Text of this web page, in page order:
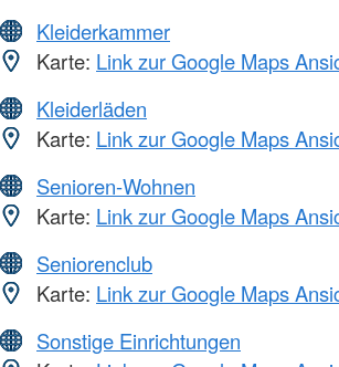
Kleiderkammer
Karte: Link zur Google Maps
Kleiderläden
Karte: Link zur Google Maps
Senioren-Wohnen
Karte: Link zur Google Maps
Seniorenclub
Karte: Link zur Google Maps
Sonstige Einrichtungen